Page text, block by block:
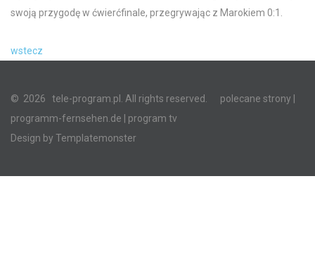
swoją przygodę w ćwierćfinale, przegrywając z Marokiem 0:1.
wstecz
© 2026 tele-program.pl. All rights reserved. polecane strony
programm-fernsehen.de | program tv
Design by Templatemonster